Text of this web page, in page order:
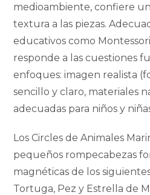
medioambiente, confiere
textura a las piezas.
educativos como
responde a las cuestiones
enfoques: imagen realista
sencillo y claro, materiales
adecuadas para niños y
Los Circles de Animales
pequeños rompecabezas
magnéticas de los
Tortuga, Pez y Estrella de